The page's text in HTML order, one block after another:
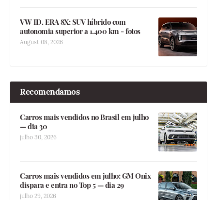
VW ID. ERA 8X: SUV híbrido com
autonomia superior a 1.400 km - fotos
August 08, 2026
Recomendamos
Carros mais vendidos no Brasil em julho
— dia 30
julho 30, 2026
Carros mais vendidos em julho: GM Onix
dispara e entra no Top 5 — dia 29
julho 29, 2026